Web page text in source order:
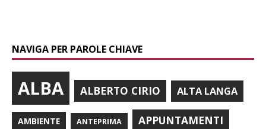
NAVIGA PER PAROLE CHIAVE
ALBA ALBERTO CIRIO ALTA LANGA
AMBIENTE ANTEPRIMA APPUNTAMENTI